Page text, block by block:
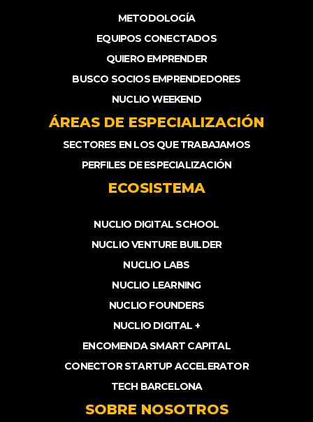
METODOLOGÍA
EQUIPOS CONECTADOS
QUIERO EMPRENDER
BUSCO SOCIOS EMPRENDEDORES
NUCLIO WEEKEND
ÁREAS DE ESPECIALIZACIÓN
SECTORES EN LOS QUE TRABAJAMOS
PERFILES DE ESPECIALIZACIÓN
ECOSISTEMA
NUCLIO DIGITAL SCHOOL
NUCLIO VENTURE BUILDER
NUCLIO LABS
NUCLIO LEARNING
NUCLIO FOUNDERS
NUCLIO DIGITAL +
ENCOMENDA SMART CAPITAL
CONECTOR STARTUP ACCELERATOR
TECH BARCELONA
SOBRE NOSOTROS